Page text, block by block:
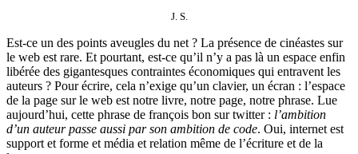
J. S.
Est-ce un des points aveugles du net ? La présence de cinéastes sur
le web est rare. Et pourtant, est-ce qu’il n’y a pas là un espace enfin
libérée des gigantesques contraintes économiques qui entravent les
auteurs ? Pour écrire, cela n’exige qu’un clavier, un écran : l’espace
de la page sur le web est notre livre, notre page, notre phrase. Lue
aujourd’hui, cette phrase de françois bon sur twitter : l’ambition
d’un auteur passe aussi par son ambition de code. Oui, internet est
support et forme et média et relation même de l’écriture et de la